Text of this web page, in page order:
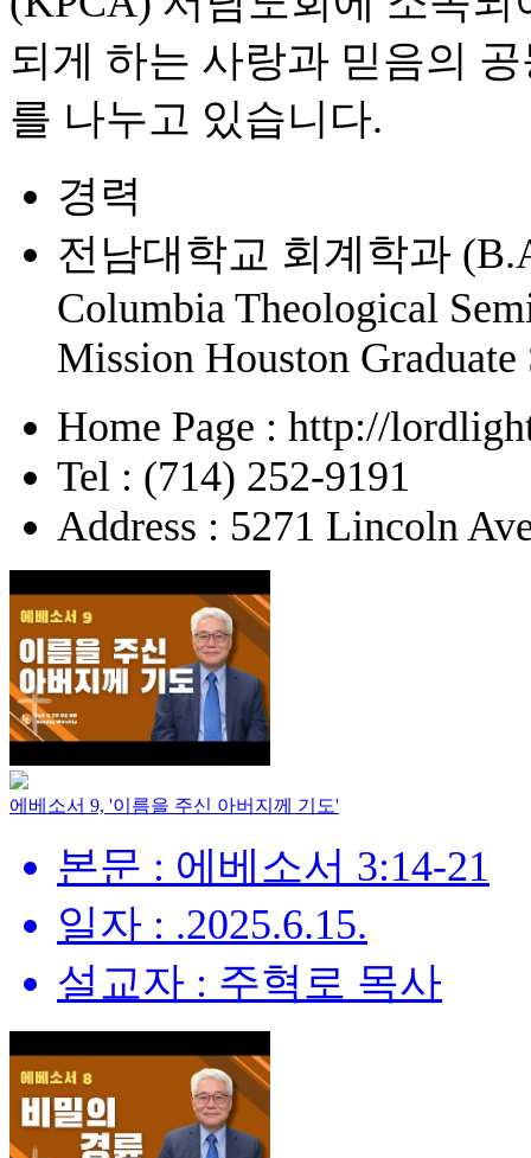
되게 하는 사랑과 믿음의
를 나누고 있습니다.
경력
전남대학교 회계학과
Columbia Theological
Mission Houston
Home Page : http://
Tel : (714) 252-9191
Address : 5271 Lincoln
에베소서 9, '이름을 주신 아버지께 기도'
본문 : 에베소서 3:14-21
일자 : .2025.6.15.
설교자 : 주혁로 목사